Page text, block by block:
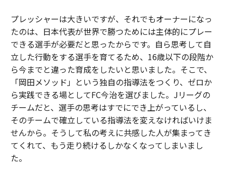
プレッシャーは大きいですが、それでもオーナーになっ
たのは、日本代表が世界で勝つためには主体的にプレー
できる選手が必要だと思ったからです。自ら思考して自
立した行動をする選手を育てるため、16歳以下の段階か
ら今までと違った育成をしたいと思いました。そこで、
「岡田メソッド」という独自の指導法をつくり、ゼロか
ら実践できる場としてFC今治を選びました。Jリーグの
チームだと、選手の思考はすでにでき上がっているし、
そのチームで確立している指導法を変えなければいけま
せんから。そうして私の考えに共感した人が集まってき
てくれて、もう走り続けるしかなくなってしまいまし
た。